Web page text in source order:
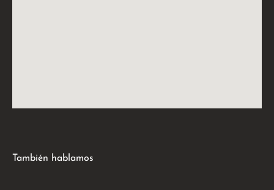
También hablamos